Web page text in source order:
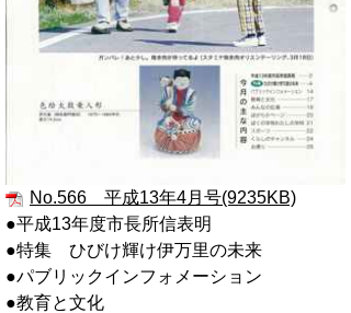
No.566 平成13年4月号(9235KB)
●平成13年度市長所信表明
●特集 ひびけ輝け伊万里の未来
●パブリックインフォメーション
●教育と文化